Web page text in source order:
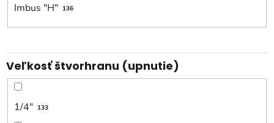
Imbus "H" 136
Veľkosť štvorhranu (upnutie)
1/4" 133